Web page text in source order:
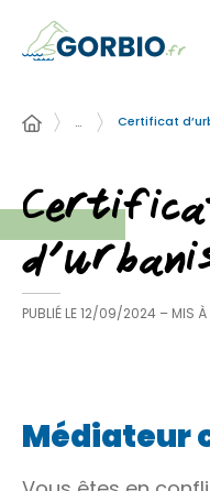
… Certificat
PUBLIÉ LE12/09/2024 – MIS À
Médiateur